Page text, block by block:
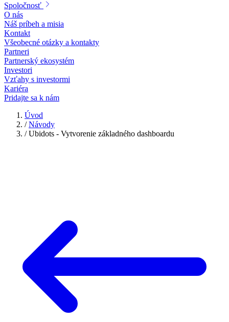
Spoločnosť
O nás
Náš príbeh a misia
Kontakt
Všeobecné otázky a kontakty
Partneri
Partnerský ekosystém
Investori
Vzťahy s investormi
Kariéra
Pridajte sa k nám
Úvod
/ Návody
/ Ubidots - Vytvorenie základného dashboardu